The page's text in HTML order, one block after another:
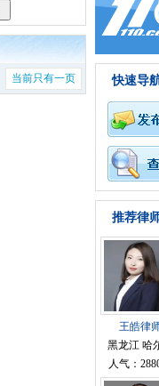
当前只有一页 快速导
推荐律
王皓律
黑龙江 哈
人气：